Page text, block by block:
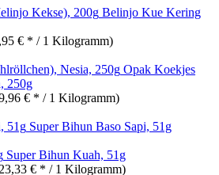
Belinjo Kue Kering
€ * / 1 Kilogramm)
Opak Koekjes
250g
€ * / 1 Kilogramm)
Super Bihun Baso Sapi, 51g
Super Bihun Kuah, 51g
€ * / 1 Kilogramm)